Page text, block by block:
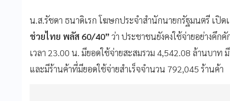
น.ส.รัชดา ธนาดิเรก โฆษกประจำสำนักนายกรัฐมนตรี เปิด
ช่วยไทย พลัส 60/40” ว่า ประชาชนยังคงใช้จ่ายอย่างคึ
เวลา 23.00 น. มียอดใช้จ่ายสะสมรวม 4,542.08 ล้านบา
และมีร้านค้าที่มียอดใช้จ่ายสำเร็จจำนวน 792,045 ร้านค้า